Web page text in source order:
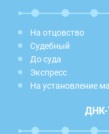
На отцовство
Судебный
До суда
Экспресс
На установление